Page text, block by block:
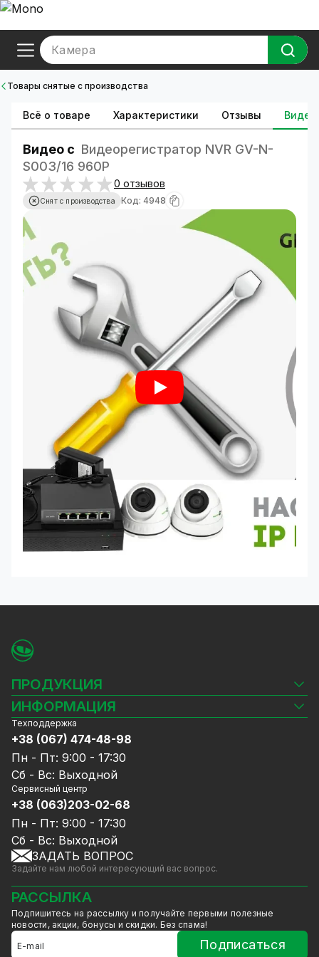
Камера
Товары снятые с производства
Всё о товаре Характеристики Отзывы Видео
Видео с Видеорегистратор NVR GV-N-
S003/16 960P
0 отзывов
Снят с производства Код: 4948
ПРОДУКЦИЯ
Камеры видеонаблюдения
Видеорегистраторы
Комплекты видеонаблюдения
СКУД
Источники питания
Сетевое оборудование
Ноутбуки и компьютеры
Аксессуары
Акции
Уцененный товар
GreenVision скидки
Мерч от GreenVision
Товары для дома
Товары снятые с производства
ИНФОРМАЦИЯ
Блог
Доставка и оплата
Гарантия и Сервисное обслуживание
Политика конфиденциальности
Договор публичной оферты
Сотрудничество
Услуги
Калькулятор расчёта объёма HDD
Техподдержка
+38 (067) 474-48-98
Пн - Пт: 9:00 - 17:30
Сб - Вс: Выходной
Сервисный центр
+38 (063)203-02-68
Пн - Пт: 9:00 - 17:30
Сб - Вс: Выходной
ЗАДАТЬ ВОПРОС
Задайте нам любой интересующий вас вопрос.
РАССЫЛКА
Подпишитесь на рассылку и получайте первыми полезные
новости, акции, бонусы и скидки. Без спама!
Подписаться